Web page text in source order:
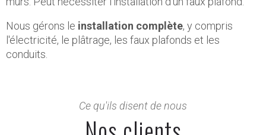
Nous gérons le installation complète, y compris
l'électricité, le plâtrage, les faux plafonds et les
conduits.
Ce qu'ils disent de nous